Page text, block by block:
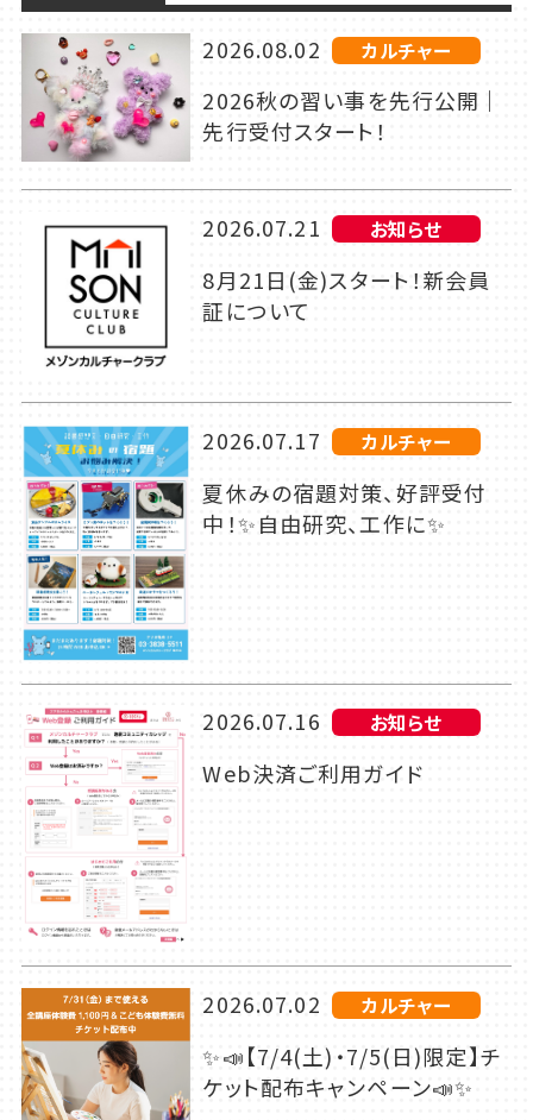
2026.08.02 カルチャー
2026秋の習い事を先行公開｜
先行受付スタート！
2026.07.21 お知らせ
8月21日(金)スタート！新会員
証について
2026.07.17 カルチャー
夏休みの宿題対策、好評受付
中！✨自由研究、工作に✨
2026.07.16 お知らせ
Web決済ご利用ガイド
2026.07.02 カルチャー
✨📣【7/4(土)・7/5(日)限定】チ
ケット配布キャンペーン📣✨